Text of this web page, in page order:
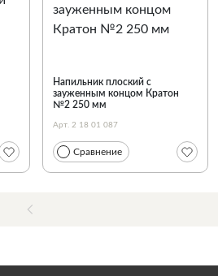
Напильник плоский с
зауженным концом Кратон
№2 250 мм
Арт. 2 18 01 087
Сравнение